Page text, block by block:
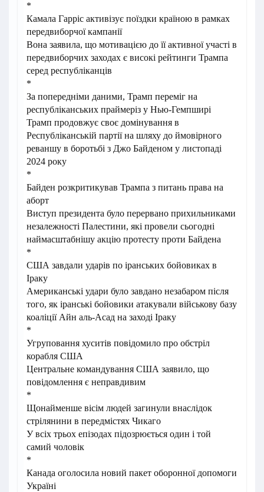
*
Камала Гарріс активізує поїздки країною в рамках
передвиборчої кампанії
Вона заявила, що мотивацією до її активної участі в
передвиборчих заходах є високі рейтинги Трампа
серед республіканців
*
За попередніми даними, Трамп переміг на
республіканських праймеріз у Нью-Гемпширі
Трамп продовжує своє домінування в
Республіканській партії на шляху до ймовірного
реваншу в боротьбі з Джо Байденом у листопаді
2024 року
*
Байден розкритикував Трампа з питань права на
аборт
Виступ президента було перервано прихильниками
незалежності Палестини, які провели сьогодні
наймасштабнішу акцію протесту проти Байдена
*
США завдали ударів по іранських бойовиках в
Іраку
Американські удари було завдано незабаром після
того, як іранські бойовики атакували військову базу
коаліції Айн аль-Асад на заході Іраку
*
Угруповання хуситів повідомило про обстріл
корабля США
Центральне командування США заявило, що
повідомлення є неправдивим
*
Щонайменше вісім людей загинули внаслідок
стрілянини в передмістях Чикаго
У всіх трьох епізодах підозрюється один і той
самий чоловік
*
Канада оголосила новий пакет оборонної допомоги
Україні